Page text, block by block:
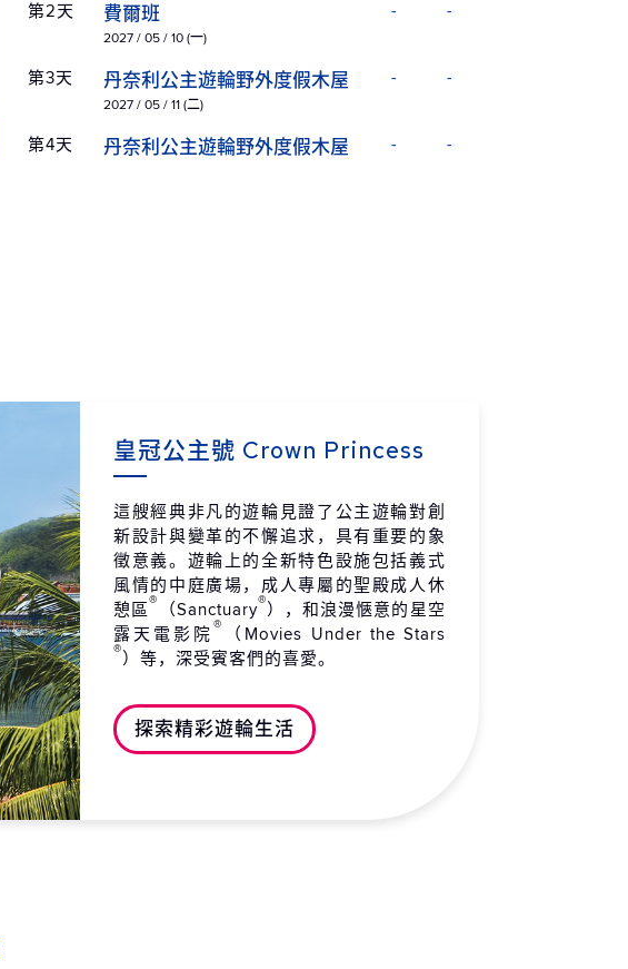
第2天 費爾班
2027 / 05 / 10 (一)
- -
第3天 丹奈利公主遊輪野外度假木屋
2027 / 05 / 11 (二)
- -
第4天 丹奈利公主遊輪野外度假木屋 - -
第7天
阿拉斯加州 安克拉治 (惠堤爾)
2027 / 05 / 15 (六)
第8天
阿拉斯加州 哈伯冰河（景觀巡
航）
2027 / 05 / 16 (日)
15:00 20:00
第9天
阿拉斯加州 冰河灣國家公園 (景
觀巡航)
09:15 18:15
第10天 阿拉斯加州 史凱威
2027 / 05 / 18 (二)
第11天
皇冠公主號 Crown Princess
這艘經典非凡的遊輪見證了公主遊輪對創
新設計與變革的不懈追求，具有重要的象
徵意義。遊輪上的全新特色設施包括義式
風情的中庭廣場，成人專屬的聖殿成人休
憩區® （Sanctuary®），和浪漫愜意的星空
露天電影院® （Movies Under the Stars
®）等，深受賓客們的喜愛。
探索精彩遊輪生活